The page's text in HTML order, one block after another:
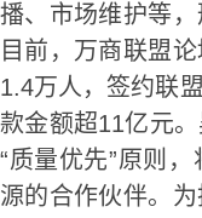
播、市场维护等
目前，万商联盟
1.4万人，签约联
款金额超11亿元
“质量优先”原则
源的合作伙伴。